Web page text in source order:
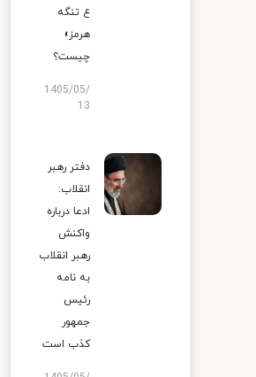
ع تنگه
هرمز»
چیست؟
1405/05/
13
دفتر رهبر
انقلاب:
ادعا درباره
واکنش
رهبر انقلاب
به نامه
رئیس
جمهور
کذب است